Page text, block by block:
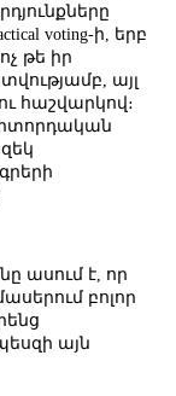
voting-ի, երբ
թե իր
այլ
հաշվարկով։
ասում է, որ
բոլոր
այն